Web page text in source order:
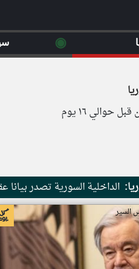
حوالي ١٦ يوم
الداخلية السورية تصدر
السير
◉